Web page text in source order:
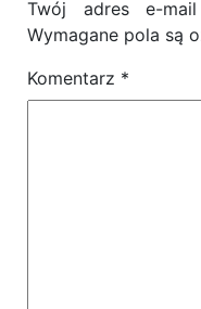
Twój adres e-
Wymagane pola są
Komentarz *